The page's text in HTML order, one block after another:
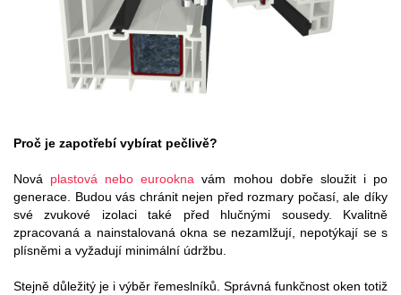
Proč je zapotřebí vybírat pečlivě?
Nová plastová nebo eurookna vám mohou dobře sloužit i po
generace. Budou vás chránit nejen před rozmary počasí, ale díky
své zvukové izolaci také před hlučnými sousedy. Kvalitně
zpracovaná a nainstalovaná okna se nezamlžují, nepotýkají se s
plísněmi a vyžadují minimální údržbu.
Stejně důležitý je i výběr řemeslníků. Správná funkčnost oken totiž